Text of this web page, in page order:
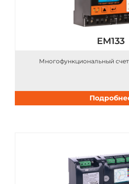
EM133
Многофункциональный